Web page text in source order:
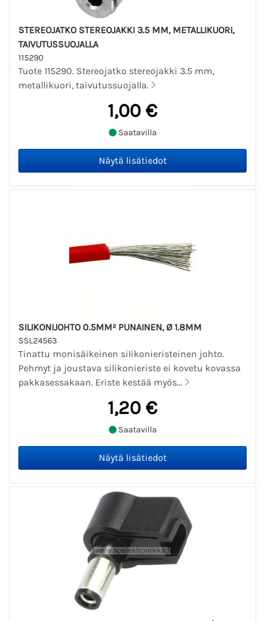
STEREOJATKO STEREOJAKKI 3.5 MM, METALLIKUORI,
TAIVUTUSSUOJALLA
115290
Tuote 115290. Stereojatko stereojakki 3.5 mm,
metallikuori, taivutussuojalla.
1,00 €
Saatavilla
SILIKONIJOHTO 0.5MM² PUNAINEN, Ø 1.8MM
SSL24563
Tinattu monisäikeinen silikonieristeinen johto.
Pehmyt ja joustava silikonieriste ei kovetu kovassa
pakkasessakaan. Eriste kestää myös...
1,20 €
Saatavilla